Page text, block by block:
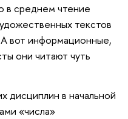
в среднем чтение
текстов
вот информационные,
они читают чуть
дисциплин в начальной
«числа»